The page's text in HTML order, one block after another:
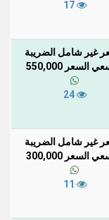
17
غير شامل الضريبة
السعر 550,000
24
غير شامل الضريبة
السعر 300,000